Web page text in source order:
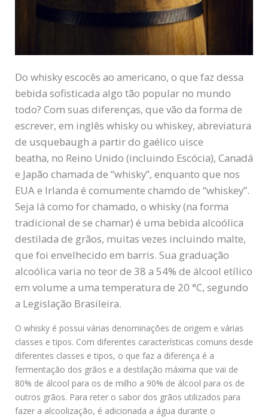
Do whisky escocês ao americano, o que faz dessa
bebida sofisticada algo tão popular no mundo
todo? Com suas diferenças, que vão da forma de
escrever, em inglês whisky ou whiskey, abreviatura
de usquebaugh a partir do gaélico uisce
beatha, no Reino Unido (incluindo Escócia), Canadá
e Japão chamada de “whisky”, enquanto que nos
EUA e Irlanda é comumente chamdo de “whiskey”.
Seja lá como for chamado, o whisky (na forma
tradicional de se chamar) é uma bebida alcoólica
destilada de grãos, muitas vezes incluindo malte,
que foi envelhecido em barris. Sua graduação
alcoólica varia no teor de 38 a 54% de álcool etílico
em volume a uma temperatura de 20 °C, segundo
a Legislação Brasileira.
O whisky é possui várias denominações de origem e várias
classes e tipos. Com diferentes características comuns desde
diferentes classes e tipos, o que faz a diferença é a
fermentação dos grãos e a destilação máxima que vai de
80% de álcool para os de milho a 90% de álcool para os de
outros grãos. Para reter o sabor dos grãos utilizados para
fazer a alcoolização, é adicionada a água durante o